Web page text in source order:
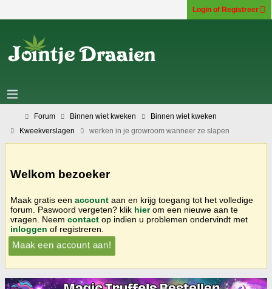
Login of Registreer
Forum Binnen wiet kweken
Binnen wiet kweken
Kweekverslagen
werken in je growroom wanneer ze slapen
Welkom bezoeker
Maak gratis een account aan en krijg toegang tot het volledige
forum. Paswoord vergeten? klik hierom een nieuwe aan te
vragen. Neem contact op indien u problemen ondervindt met
inloggen of registreren.
Maak een account aan!